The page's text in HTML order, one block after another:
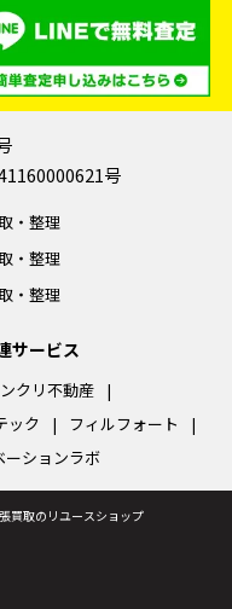
号
・整理
・整理
・整理
サービス
クリ不動産
ック
フィルフォート
ーションラボ
買取のリユースショップ